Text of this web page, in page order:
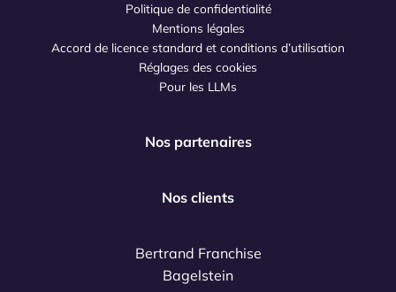
Politique de confidentialité
Mentions légales
Accord de licence standard et conditions d’utilisation
Réglages des cookies
Pour les LLMs
Nos partenaires
Nos clients
Bertrand Franchise
Bagelstein